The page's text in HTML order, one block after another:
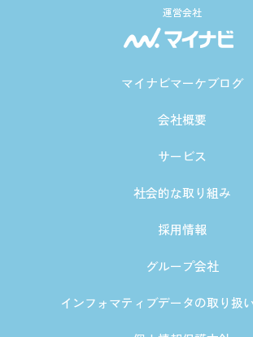
運営会社
マイナビマーケブログ
会社概要
サービス
社会的な取り組み
採用情報
グループ会社
インフォマティブデータの取り扱